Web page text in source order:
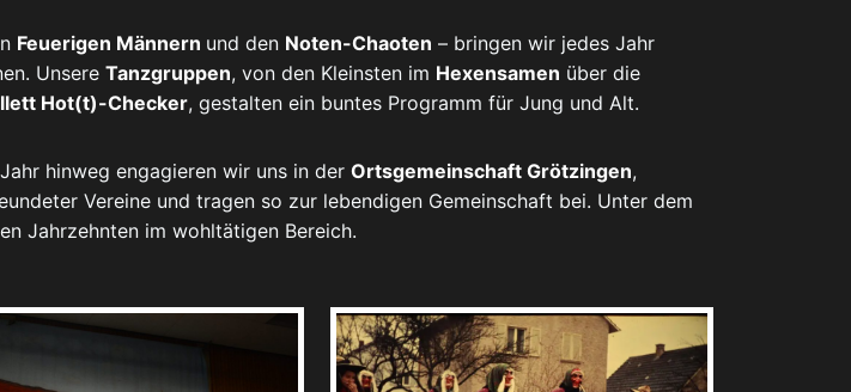
Feuerigen Männern und den Noten-Chaoten – bringen wir jedes Jahr
Unsere Tanzgruppen, von den Kleinsten im Hexensamen über die
Hot(t)-Checker, gestalten ein buntes Programm für Jung und Alt.
hinweg engagieren wir uns in der Ortsgemeinschaft Grötzingen,
Vereine und tragen so zur lebendigen Gemeinschaft bei. Unter dem
Jahrzehnten im wohltätigen Bereich.